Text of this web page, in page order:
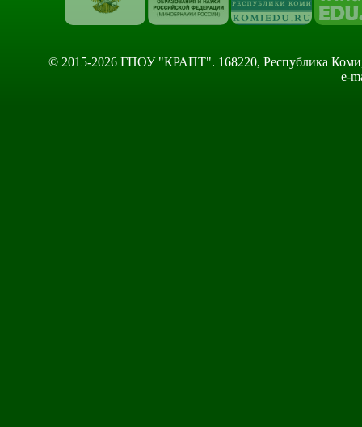
© 2015-2026 ГПОУ "КРАПТ". 168220, Республика Коми,
e-